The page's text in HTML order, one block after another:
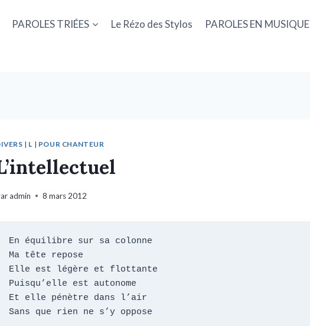
PAROLES TRIÉES Le Rézo des Stylos PAROLES EN MUSIQUE
| L | POUR CHANTEUR
admin 8 mars 2012
En équilibre sur sa colonne
Ma tête repose
Elle est légère et flottante
Puisqu’elle est autonome
Et elle pénètre dans l’air
Sans que rien ne s’y oppose